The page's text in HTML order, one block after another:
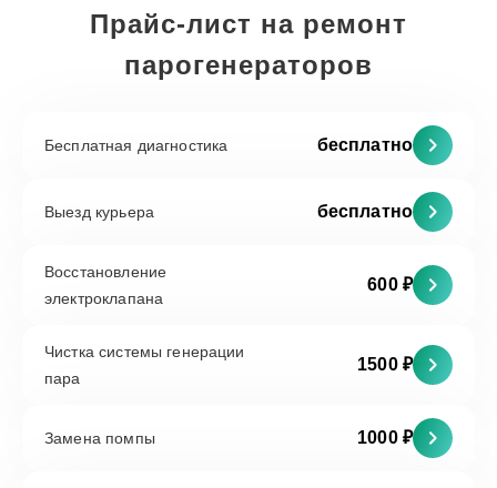
Прайс-лист на ремонт
парогенераторов
Бесплатная диагностика бесплатно
Выезд курьера бесплатно
Восстановление
электроклапана
600 ₽
Чистка системы генерации
пара
1500 ₽
Замена помпы 1000 ₽